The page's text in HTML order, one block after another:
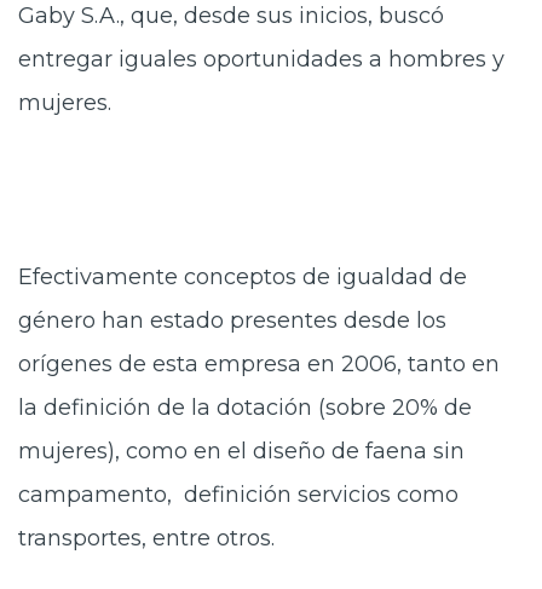
Gaby S.A., que, desde sus inicios, buscó
entregar iguales oportunidades a hombres y
mujeres.
Efectivamente conceptos de igualdad de
género han estado presentes desde los
orígenes de esta empresa en 2006, tanto en
la definición de la dotación (sobre 20% de
mujeres), como en el diseño de faena sin
campamento, definición servicios como
transportes, entre otros.